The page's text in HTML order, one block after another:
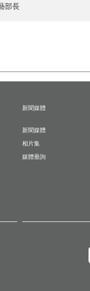
部長
新聞媒體
新聞媒體
相片集
媒體垂詢